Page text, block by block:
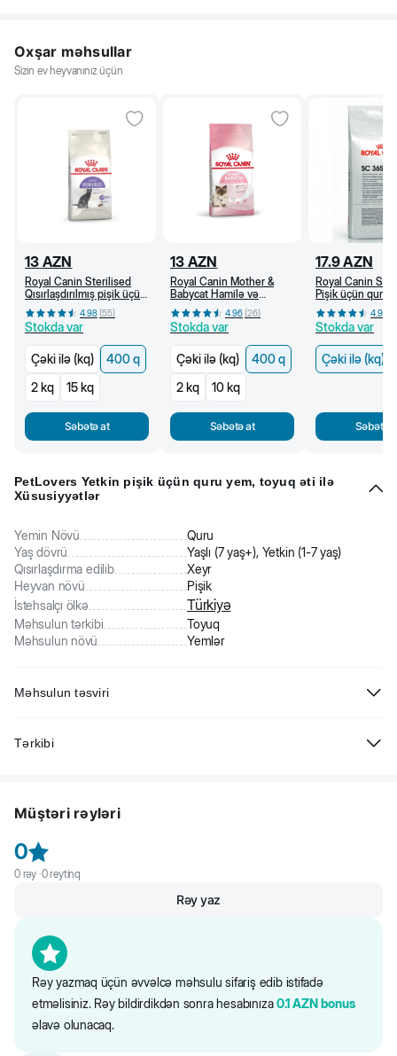
Oxşar məhsullar
Sizin ev heyvanınız üçün
13 AZN
Royal Canin Sterilised
Qısırlaşdırılmış pişik üçün
quru yem, 1 yaşdan, 400
q
4.98(55)
Stokda var
Çəki ilə (kq)
400 q
2 kq
15 kq
Səbətə at
13 AZN
Royal Canin Mother &
Babycat Hamilə və
südverən pişik və bala
pişik üçün quru yem (400
q)
4.96(26)
Stokda var
Çəki ilə (kq)
400 q
2 kq
10 kq
Səbətə at
17.9AZN
Royal Canin
Pişik üçün quru
yaşdan (kq) 4.96
Stokda var
Çəki ilə (kq)
Səbətə
PetLovers Yetkin pişik üçün quru yem, toyuq əti ilə
Xüsusiyyətlər
Yemin Növü
Quru
Yaş dövrü
Yaşlı (7 yaş+), Yetkin (1-7 yaş)
Qısırlaşdırma edilib
Xeyr
Heyvan növü
Pişik
İstehsalçı ölkə
Türkiyə
Məhsulun tərkibi
Toyuq
Məhsulun növü
Yemlər
Məhsulun təsviri
balanslaşdırılmış rasion bütün cins yetkin pişiklərin qida tələblərini
Tərkibi
Saytdakı maddələr və qida tərkibi barədə məlumat yalnız istinad
üçündür. Bütün məhsul məlumatları birbaşa qablaşdırmada təqdim
olunur.
Müştəri rəyləri
0
0rəy ·0reytinq
Rəy yazmaq üçün əvvəlcə məhsulu sifariş edib istifadə
etməlisiniz. Rəy bildirdikdən sonra hesabınıza0.1 AZN bonus
əlavə olunacaq.
Rəy yaz